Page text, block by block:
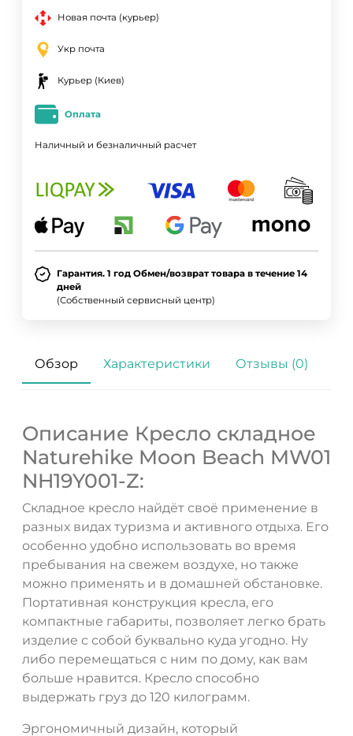
Новая почта (курьер)
Укр почта
Курьер (Киев)
Оплата
Наличный и безналичный расчет
Гарантия. 1 год Обмен/возврат товара в течение 14
дней
(Собственный сервисный центр)
Обзор Характеристики Отзывы (0)
Описание Кресло складное
Naturehike Moon Beach MW01
NH19Y001-Z:
Складное кресло найдёт своё применение в
разных видах туризма и активного отдыха. Его
особенно удобно использовать во время
пребывания на свежем воздухе, но также
можно применять и в домашней обстановке.
Портативная конструкция кресла, его
компактные габариты, позволяет легко брать
изделие с собой буквально куда угодно. Ну
либо перемещаться с ним по дому, как вам
больше нравится. Кресло способно
выдержать груз до 120 килограмм.
Эргономичный дизайн, который